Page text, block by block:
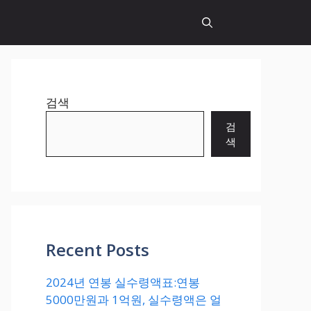
검색
검
색
Recent Posts
2024년 연봉 실수령액표:연봉
5000만원과 1억원, 실수령액은 얼